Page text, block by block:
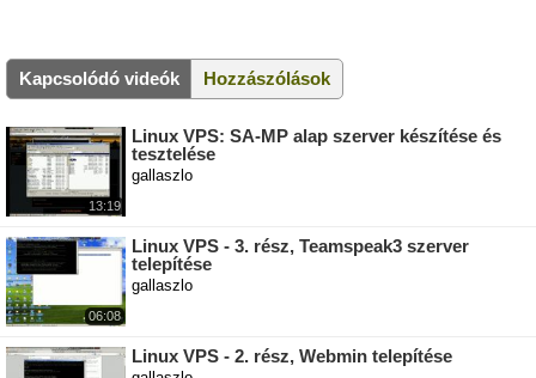
Kapcsolódó videók Hozzászólások
13:19
Linux VPS: SA-MP alap szerver készítése és
tesztelése
gallaszlo
06:08
Linux VPS - 3. rész, Teamspeak3 szerver
telepítése
gallaszlo
Linux VPS - 2. rész, Webmin telepítése